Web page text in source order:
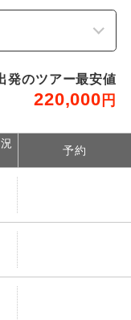
発のツアー最安値
220,000 円
予約